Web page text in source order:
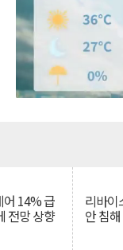
어 14% 급
전망 상향
리바이
안 침